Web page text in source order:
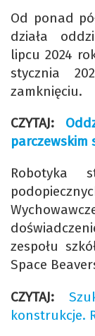
Od ponad
działa
lipcu 2024
stycznia
zamknięciu.
CZYTAJ:
parczewskim
Robotyka
zespołu
Space
CZYTAJ:
konstrukcje.